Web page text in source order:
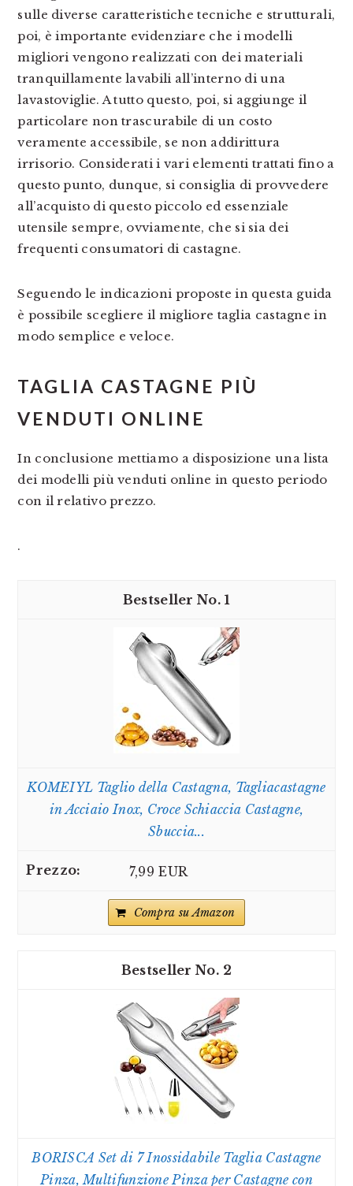
sulle diverse caratteristiche tecniche e strutturali,
poi, è importante evidenziare che i modelli
migliori vengono realizzati con dei materiali
tranquillamente lavabili all’interno di una
lavastoviglie. A tutto questo, poi, si aggiunge il
particolare non trascurabile di un costo
veramente accessibile, se non addirittura
irrisorio. Considerati i vari elementi trattati fino a
questo punto, dunque, si consiglia di provvedere
all’acquisto di questo piccolo ed essenziale
utensile sempre, ovviamente, che si sia dei
frequenti consumatori di castagne.
Seguendo le indicazioni proposte in questa guida
è possibile scegliere il migliore taglia castagne in
modo semplice e veloce.
TAGLIA CASTAGNE PIÙ
VENDUTI ONLINE
In conclusione mettiamo a disposizione una lista
dei modelli più venduti online in questo periodo
con il relativo prezzo.
.
1
KOMEIYL Taglio della Castagna, Tagliacastagne
in Acciaio Inox, Croce Schiaccia Castagne,
Sbuccia...
7,99 EUR
Compra su Amazon
2
BORISCA Set di 7 Inossidabile Taglia Castagne
Pinza, Multifunzione Pinza per Castagne con